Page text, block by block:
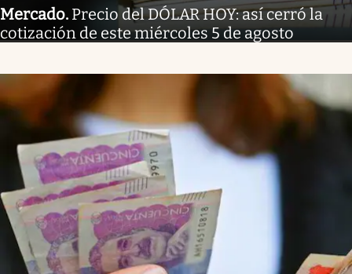
Mercado. Precio del DÓLAR HOY: así cerró la
cotización de este miércoles 5 de agosto